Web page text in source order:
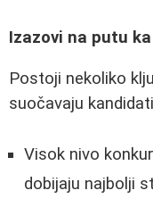
Izazovi na putu
Postoji nekoliko
suočavaju
Visok nivo
dobijaju najbolji